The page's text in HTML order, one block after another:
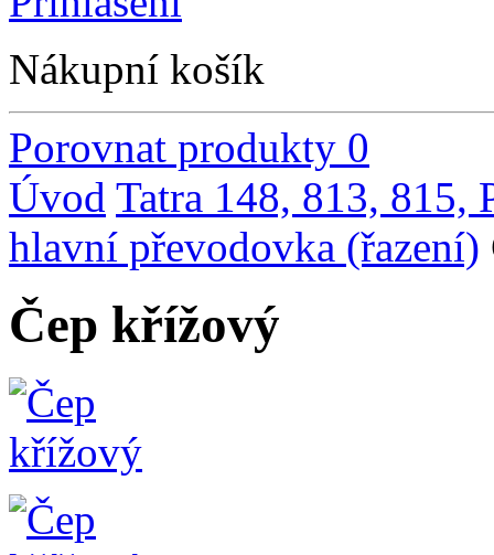
Nákupní košík
Porovnat produkty 0
Úvod Tatra 148, 813, 815,
hlavní převodovka (řazení)
Čep křížový